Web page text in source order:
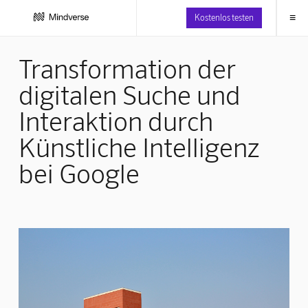
Kostenlos testen ≡
Transformation der
digitalen Suche und
Interaktion durch
Künstliche Intelligenz
bei Google